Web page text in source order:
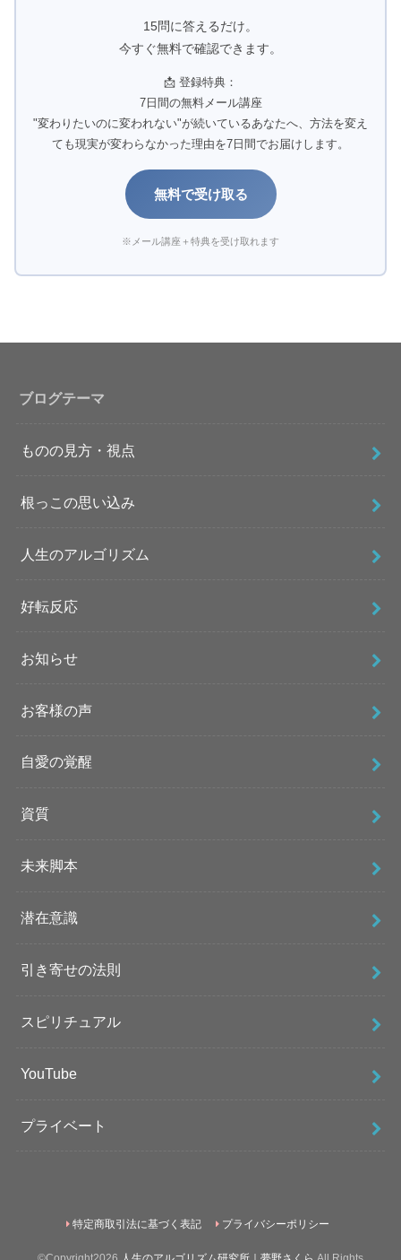
15問に答えるだけ。
今すぐ無料で確認できます。
📩 登録特典：
7日間の無料メール講座
"変わりたいのに変われない"が続いているあなたへ、方法を変え
ても現実が変わらなかった理由を7日間でお届けします。
無料で受け取る
※メール講座＋特典を受け取れます
ブログテーマ
ものの見方・視点
根っこの思い込み
人生のアルゴリズム
好転反応
お知らせ
お客様の声
自愛の覚醒
資質
未来脚本
潜在意識
引き寄せの法則
スピリチュアル
YouTube
プライベート
特定商取引法に基づく表記 プライバシーポリシー